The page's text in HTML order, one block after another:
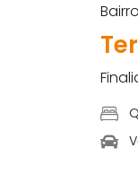
Bairro